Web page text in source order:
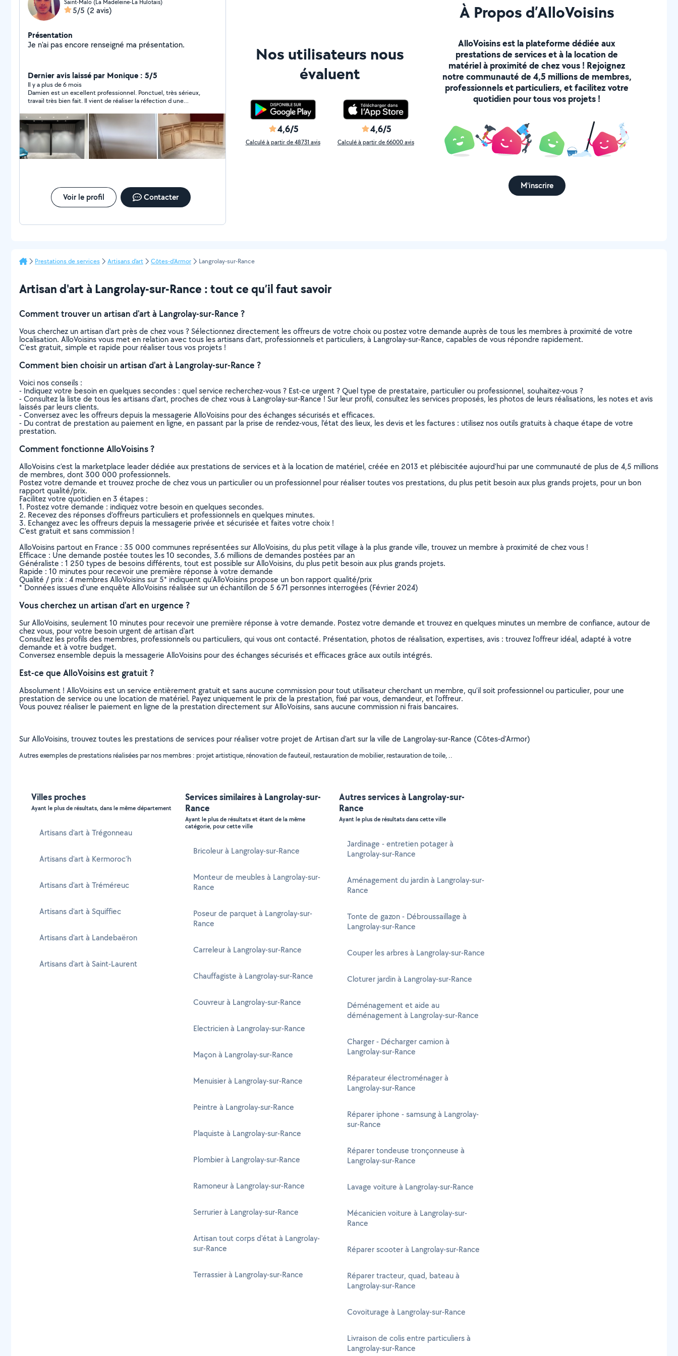
Saint-Malo (La Madeleine-La Hulotais)
5/5 (2 avis)
Présentation
Je n'ai pas encore renseigné ma présentation.
Dernier avis laissé par Monique : 5/5
Il y a plus de 6 mois
Damien est un excellent professionnel. Ponctuel, très sérieux,
travail très bien fait. Il vient de réaliser la réfection d une
et lui confierons de prochains chantiers.
Voir le profil Contacter
Nos utilisateurs nous
évaluent
4,6/5
Calculé à partir de 48731 avis
4,6/5
Calculé à partir de 66000 avis
À Propos d’AlloVoisins
AlloVoisins est la plateforme dédiée aux
prestations de services et à la location de
matériel à proximité de chez vous ! Rejoignez
notre communauté de 4,5 millions de membres,
professionnels et particuliers, et facilitez votre
quotidien pour tous vos projets !
M'inscrire
Prestations de services Artisans d'art Côtes-d'Armor Langrolay-sur-Rance
Artisan d'art à Langrolay-sur-Rance : tout ce qu’il faut savoir
Comment trouver un artisan d'art à Langrolay-sur-Rance ?
Vous cherchez un artisan d'art près de chez vous ? Sélectionnez directement les offreurs de votre choix ou postez votre demande auprès de tous les membres à proximité de votre
localisation. AlloVoisins vous met en relation avec tous les artisans d'art, professionnels et particuliers, à Langrolay-sur-Rance, capables de vous répondre rapidement.
C’est gratuit, simple et rapide pour réaliser tous vos projets !
Comment bien choisir un artisan d'art à Langrolay-sur-Rance ?
Voici nos conseils :
- Indiquez votre besoin en quelques secondes : quel service recherchez-vous ? Est-ce urgent ? Quel type de prestataire, particulier ou professionnel, souhaitez-vous ?
- Consultez la liste de tous les artisans d'art, proches de chez vous à Langrolay-sur-Rance ! Sur leur profil, consultez les services proposés, les photos de leurs réalisations, les notes et avis
laissés par leurs clients.
- Conversez avec les offreurs depuis la messagerie AlloVoisins pour des échanges sécurisés et efficaces.
- Du contrat de prestation au paiement en ligne, en passant par la prise de rendez-vous, l’état des lieux, les devis et les factures : utilisez nos outils gratuits à chaque étape de votre
prestation.
Comment fonctionne AlloVoisins ?
AlloVoisins c’est la marketplace leader dédiée aux prestations de services et à la location de matériel, créée en 2013 et plébiscitée aujourd’hui par une communauté de plus de 4,5 millions
de membres, dont 300 000 professionnels.
Postez votre demande et trouvez proche de chez vous un particulier ou un professionnel pour réaliser toutes vos prestations, du plus petit besoin aux plus grands projets, pour un bon
rapport qualité/prix.
Facilitez votre quotidien en 3 étapes :
1. Postez votre demande : indiquez votre besoin en quelques secondes.
2. Recevez des réponses d’offreurs particuliers et professionnels en quelques minutes.
3. Echangez avec les offreurs depuis la messagerie privée et sécurisée et faites votre choix !
C’est gratuit et sans commission !
AlloVoisins partout en France : 35 000 communes représentées sur AlloVoisins, du plus petit village à la plus grande ville, trouvez un membre à proximité de chez vous !
Efficace : Une demande postée toutes les 10 secondes, 3.6 millions de demandes postées par an
Généraliste : 1 250 types de besoins différents, tout est possible sur AlloVoisins, du plus petit besoin aux plus grands projets.
Rapide : 10 minutes pour recevoir une première réponse à votre demande
Qualité / prix : 4 membres AlloVoisins sur 5* indiquent qu’AlloVoisins propose un bon rapport qualité/prix
* Données issues d’une enquête AlloVoisins réalisée sur un échantillon de 5 671 personnes interrogées (Février 2024)
Vous cherchez un artisan d'art en urgence ?
Sur AlloVoisins, seulement 10 minutes pour recevoir une première réponse à votre demande. Postez votre demande et trouvez en quelques minutes un membre de confiance, autour de
chez vous, pour votre besoin urgent de artisan d'art
Consultez les profils des membres, professionnels ou particuliers, qui vous ont contacté. Présentation, photos de réalisation, expertises, avis : trouvez l'offreur idéal, adapté à votre
demande et à votre budget.
Conversez ensemble depuis la messagerie AlloVoisins pour des échanges sécurisés et efficaces grâce aux outils intégrés.
Est-ce que AlloVoisins est gratuit ?
Absolument ! AlloVoisins est un service entièrement gratuit et sans aucune commission pour tout utilisateur cherchant un membre, qu’il soit professionnel ou particulier, pour une
prestation de service ou une location de matériel. Payez uniquement le prix de la prestation, fixé par vous, demandeur, et l’offreur.
Vous pouvez réaliser le paiement en ligne de la prestation directement sur AlloVoisins, sans aucune commission ni frais bancaires.
Sur AlloVoisins, trouvez toutes les prestations de services pour réaliser votre projet de Artisan d'art sur la ville de Langrolay-sur-Rance (Côtes-d'Armor)
Autres exemples de prestations réalisées par nos membres : projet artistique, rénovation de fauteuil, restauration de mobilier, restauration de toile, ..
Villes proches
Ayant le plus de résultats, dans le même département
Artisans d'art à Trégonneau
Artisans d'art à Kermoroc'h
Artisans d'art à Tréméreuc
Artisans d'art à Squiffiec
Artisans d'art à Landebaëron
Artisans d'art à Saint-Laurent
Services similaires à Langrolay-sur-
Rance
Ayant le plus de résultats et étant de la même
catégorie, pour cette ville
Bricoleur à Langrolay-sur-Rance
Monteur de meubles à Langrolay-sur-
Rance
Poseur de parquet à Langrolay-sur-
Rance
Carreleur à Langrolay-sur-Rance
Chauffagiste à Langrolay-sur-Rance
Couvreur à Langrolay-sur-Rance
Electricien à Langrolay-sur-Rance
Maçon à Langrolay-sur-Rance
Menuisier à Langrolay-sur-Rance
Peintre à Langrolay-sur-Rance
Plaquiste à Langrolay-sur-Rance
Plombier à Langrolay-sur-Rance
Ramoneur à Langrolay-sur-Rance
Serrurier à Langrolay-sur-Rance
Artisan tout corps d'état à Langrolay-
sur-Rance
Terrassier à Langrolay-sur-Rance
Autres services à Langrolay-sur-
Rance
Ayant le plus de résultats dans cette ville
Jardinage - entretien potager à
Langrolay-sur-Rance
Aménagement du jardin à Langrolay-sur-
Rance
Tonte de gazon - Débroussaillage à
Langrolay-sur-Rance
Couper les arbres à Langrolay-sur-Rance
Cloturer jardin à Langrolay-sur-Rance
Déménagement et aide au
déménagement à Langrolay-sur-Rance
Charger - Décharger camion à
Langrolay-sur-Rance
Réparateur électroménager à
Langrolay-sur-Rance
Réparer iphone - samsung à Langrolay-
sur-Rance
Réparer tondeuse tronçonneuse à
Langrolay-sur-Rance
Lavage voiture à Langrolay-sur-Rance
Mécanicien voiture à Langrolay-sur-
Rance
Réparer scooter à Langrolay-sur-Rance
Réparer tracteur, quad, bateau à
Langrolay-sur-Rance
Covoiturage à Langrolay-sur-Rance
Livraison de colis entre particuliers à
Langrolay-sur-Rance